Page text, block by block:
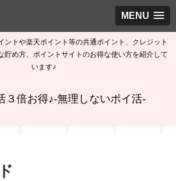
MENU
ントや楽天ポイント等の共通ポイント、クレジット
貯め方、ポイントサイトのお得な使い方を紹介して
います♪
３倍お得♪-無理しないポイ活-